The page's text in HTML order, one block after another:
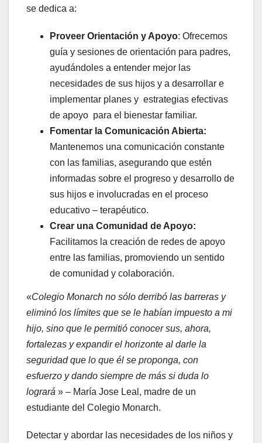
se dedica a:
Proveer Orientación y Apoyo: Ofrecemos
guía y sesiones de orientación para padres,
ayudándoles a entender mejor las
necesidades de sus hijos y a desarrollar e
implementar planes y estrategias efectivas
de apoyo para el bienestar familiar.
Fomentar la Comunicación Abierta:
Mantenemos una comunicación constante
con las familias, asegurando que estén
informadas sobre el progreso y desarrollo de
sus hijos e involucradas en el proceso
educativo – terapéutico.
Crear una Comunidad de Apoyo:
Facilitamos la creación de redes de apoyo
entre las familias, promoviendo un sentido
de comunidad y colaboración.
«Colegio Monarch no sólo derribó las barreras y
eliminó los límites que se le habían impuesto a mi
hijo, sino que le permitió conocer sus, ahora,
fortalezas y expandir el horizonte al darle la
seguridad que lo que él se proponga, con
esfuerzo y dando siempre de más si duda lo
logrará » – María Jose Leal, madre de un
estudiante del Colegio Monarch.
Detectar y abordar las necesidades de los niños y